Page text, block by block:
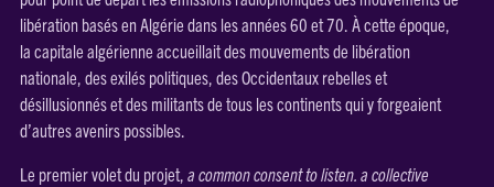
libération basés en Algérie dans les années 60 et 70. À cette époque,
la capitale algérienne accueillait des mouvements de libération
nationale, des exilés politiques, des Occidentaux rebelles et
désillusionnés et des militants de tous les continents qui y forgeaient
d’autres avenirs possibles.
Le premier volet du projet,a common consent to listen. a collective